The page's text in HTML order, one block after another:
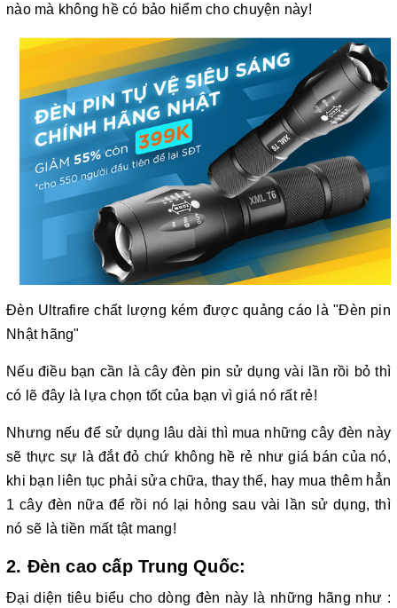
nào mà không hề có bảo hiểm cho chuyện này!
Đèn Ultrafire chất lượng kém được quảng cáo là "Đèn pin
Nhật hãng"
Nếu điều bạn cần là cây đèn pin sử dụng vài lần rồi bỏ thì
có lẽ đây là lựa chọn tốt của bạn vì giá nó rất rẻ!
Nhưng nếu để sử dụng lâu dài thì mua những cây đèn này
sẽ thực sự là đắt đỏ chứ không hề rẻ như giá bán của nó,
khi bạn liên tục phải sửa chữa, thay thế, hay mua thêm hẳn
1 cây đèn nữa để rồi nó lại hỏng sau vài lần sử dụng, thì
nó sẽ là tiền mất tật mang!
2. Đèn cao cấp Trung Quốc:
Đại diện tiêu biểu cho dòng đèn này là những hãng như :